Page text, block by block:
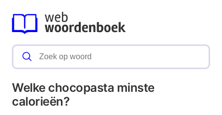
Welke chocopasta minste
calorieën?